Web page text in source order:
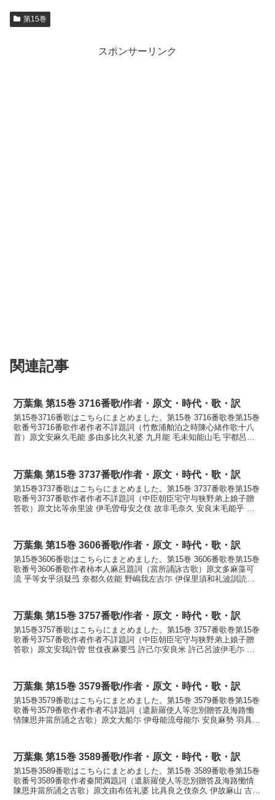
第15巻
スポンサーリンク
関連記事
万葉集 第15巻 3716番歌/作者・原文・時代・歌・訳
第15巻3716番歌はこちらにまとめました。第15巻 3716番歌巻第15巻
歌番号3716番歌作者作者不詳題詞（竹敷浦舶泊之時陳心緒作歌十八
首）原文安麻久毛能 多由多比久礼婆 九月能 毛未知能山毛 宇都呂比
万葉集 第15巻 3737番歌/作者・原文・時代・歌・訳
第15巻3737番歌はこちらにまとめました。第15巻 3737番歌巻第15巻
歌番号3737番歌作者作者不詳題詞（中臣朝臣宅守与狭野弟上娘子贈
答歌）原文比等余里波 伊毛曽母安之伎 故非毛奈久 安良末毛能乎 於
万葉集 第15巻 3606番歌/作者・原文・時代・歌・訳
第15巻3606番歌はこちらにまとめました。第15巻 3606番歌巻第15巻
歌番号3606番歌作者柿本人麻呂題詞（當所誦詠古歌）原文多麻藻可
流 乎等女乎須疑弖 奈都久佐能 野嶋我左吉尓 伊保里須和礼波訓読玉
万葉集 第15巻 3757番歌/作者・原文・時代・歌・訳
第15巻3757番歌はこちらにまとめました。第15巻 3757番歌巻第15巻
歌番号3757番歌作者作者不詳題詞（中臣朝臣宅守与狭野弟上娘子贈
答歌）原文安我許曽 世伎夜麻要弖 許己尓安良米 許己呂波伊毛尓 与
万葉集 第15巻 3579番歌/作者・原文・時代・歌・訳
第15巻3579番歌はこちらにまとめました。第15巻 3579番歌巻第15巻
歌番号3579番歌作者作者不詳題詞（遣新羅使人等悲別贈答及海路慟
情陳思并當所誦之古歌）原文大船尓 伊母能流母能尓 安良麻勢 羽具久
万葉集 第15巻 3589番歌/作者・原文・時代・歌・訳
第15巻3589番歌はこちらにまとめました。第15巻 3589番歌巻第15巻
歌番号3589番歌作者秦間満題詞（遣新羅使人等悲別贈答及海路慟情
陳思并當所誦之古歌）原文由布佐礼婆 比具良之伎奈久 伊故麻山 古延